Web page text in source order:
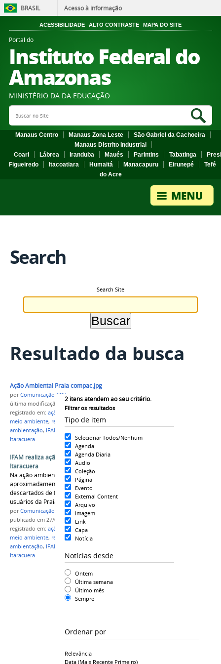
BRASIL Acesso à informação
ACESSIBILIDADE ALTO CONTRASTE MAPA DO SITE
Portal do
Instituto Federal do
Amazonas
MINISTÉRIO DA DA EDUCAÇÃO
Search Site
Manaus Centro Manaus Zona Leste
São Gabriel da Cachoeira
Manaus Distrito Industrial
Coari
Lábrea Iranduba Maués Parintins Tabatinga
Figueiredo
Itacoatiara Humaitá Manacapuru Eirunepé
Tefé
do Acre
Search
Search Site
Resultado da busca
2 itens atendem ao seu critério.
Filtrar os resultados
Tipo de item
Selecionar Todos/Nenhum
Agenda
Agenda Diaria
Audio
Coleção
Página
Evento
External Content
Arquivo
Imagem
Link
Capa
Notícia
Notícias desde
Ontem
Última semana
Último mês
Sempre
Ordenar por
Relevância
Data (mais Recente Primeiro)
Ação Ambiental Praia compac.jpg
porComunicação CPR
última modificação
em 27/08/2021 18h21
registrado em: ação ambiental ,curso técnico em
meio ambiente, resíduos sólidos,impactos
ambientação, IFAM Campus Parintins
Itaracuera
IFAM realiza ação ambiental na Praia de
Itaracuera
Na ação ambiental foram retirados
aproximadamente 200 kg de resíduos sólidos
descartados de forma inadequada pelos
usuários da Praia de Itaracuera.
porComunicação CPR
publicado em 27/08/2021
registrado em: ação ambiental,
meio ambiente, resíduos sólidos
ambientação, IFAM Campus Parintins
Itaracuera